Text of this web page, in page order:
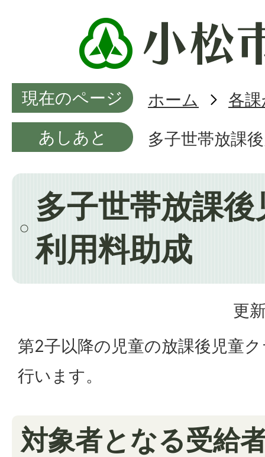
現在のページ ホーム
各
あしあと
多子世帯放課
多子世帯放課
利用料助成
更
第2子以降の児童の放課後児童
行います。
対象者となる受給